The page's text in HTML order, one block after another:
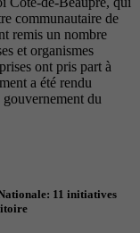
communautaire de
remis un nombre
et organismes
ont pris part à
a été rendu
du
11 initiatives